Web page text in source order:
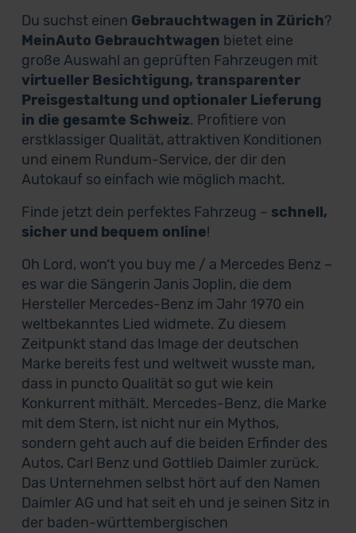
Du suchst einen Gebrauchtwagen in Zürich?
MeinAuto Gebrauchtwagen bietet eine
große Auswahl an geprüften Fahrzeugen mit
virtueller Besichtigung, transparenter
Preisgestaltung und optionaler Lieferung
in die gesamte Schweiz. Profitiere von
erstklassiger Qualität, attraktiven Konditionen
und einem Rundum-Service, der dir den
Autokauf so einfach wie möglich macht.
Finde jetzt dein perfektes Fahrzeug – schnell,
sicher und bequem online!
Oh Lord, won‘t you buy me / a Mercedes Benz –
es war die Sängerin Janis Joplin, die dem
Hersteller Mercedes-Benz im Jahr 1970 ein
weltbekanntes Lied widmete. Zu diesem
Zeitpunkt stand das Image der deutschen
Marke bereits fest und weltweit wusste man,
dass in puncto Qualität so gut wie kein
Konkurrent mithält. Mercedes-Benz, die Marke
mit dem Stern, ist nicht nur ein Mythos,
sondern geht auch auf die beiden Erfinder des
Autos, Carl Benz und Gottlieb Daimler zurück.
Das Unternehmen selbst hört auf den Namen
Daimler AG und hat seit eh und je seinen Sitz in
der baden-württembergischen